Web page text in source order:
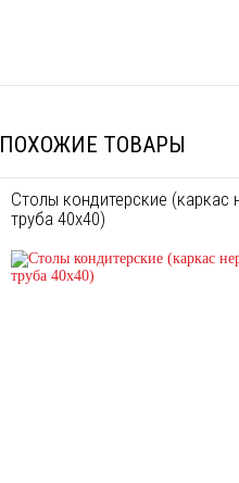
ПОХОЖИЕ ТОВАРЫ
Столы кондитерские (каркас
труба 40х40)